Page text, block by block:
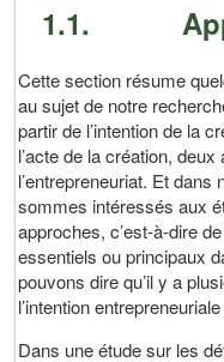
1.1.
Cette section résume
au sujet de notre
partir de l’intention de la
l’acte de la création,
l’entrepreneuriat. Et
sommes intéressés aux
approches, c’est-à-dire
essentiels ou principaux
pouvons dire qu’il y a
l’intention
Dans une étude sur les